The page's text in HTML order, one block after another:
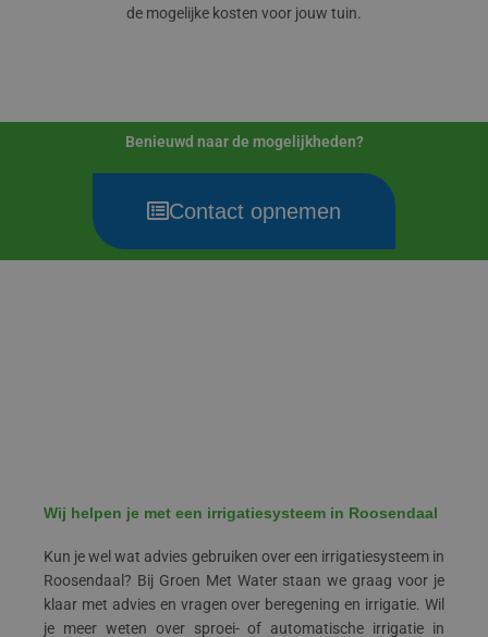
de mogelijke kosten voor jouw tuin.
Benieuwd naar de mogelijkheden?
Contact opnemen
Wij helpen je met een irrigatiesysteem in Roosendaal
Kun je wel wat advies gebruiken over een irrigatiesysteem in
Roosendaal? Bij Groen Met Water staan we graag voor je
klaar met advies en vragen over beregening en irrigatie. Wil
je meer weten over sproei- of automatische irrigatie in